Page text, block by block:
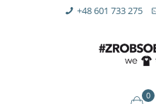
+48 601 733 275
0